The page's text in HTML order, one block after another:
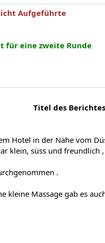
Aufgeführte
für eine zweite Runde
Titel des
Hotel in der Nähe vom
klein, süss und
.
kleine Massage gab es